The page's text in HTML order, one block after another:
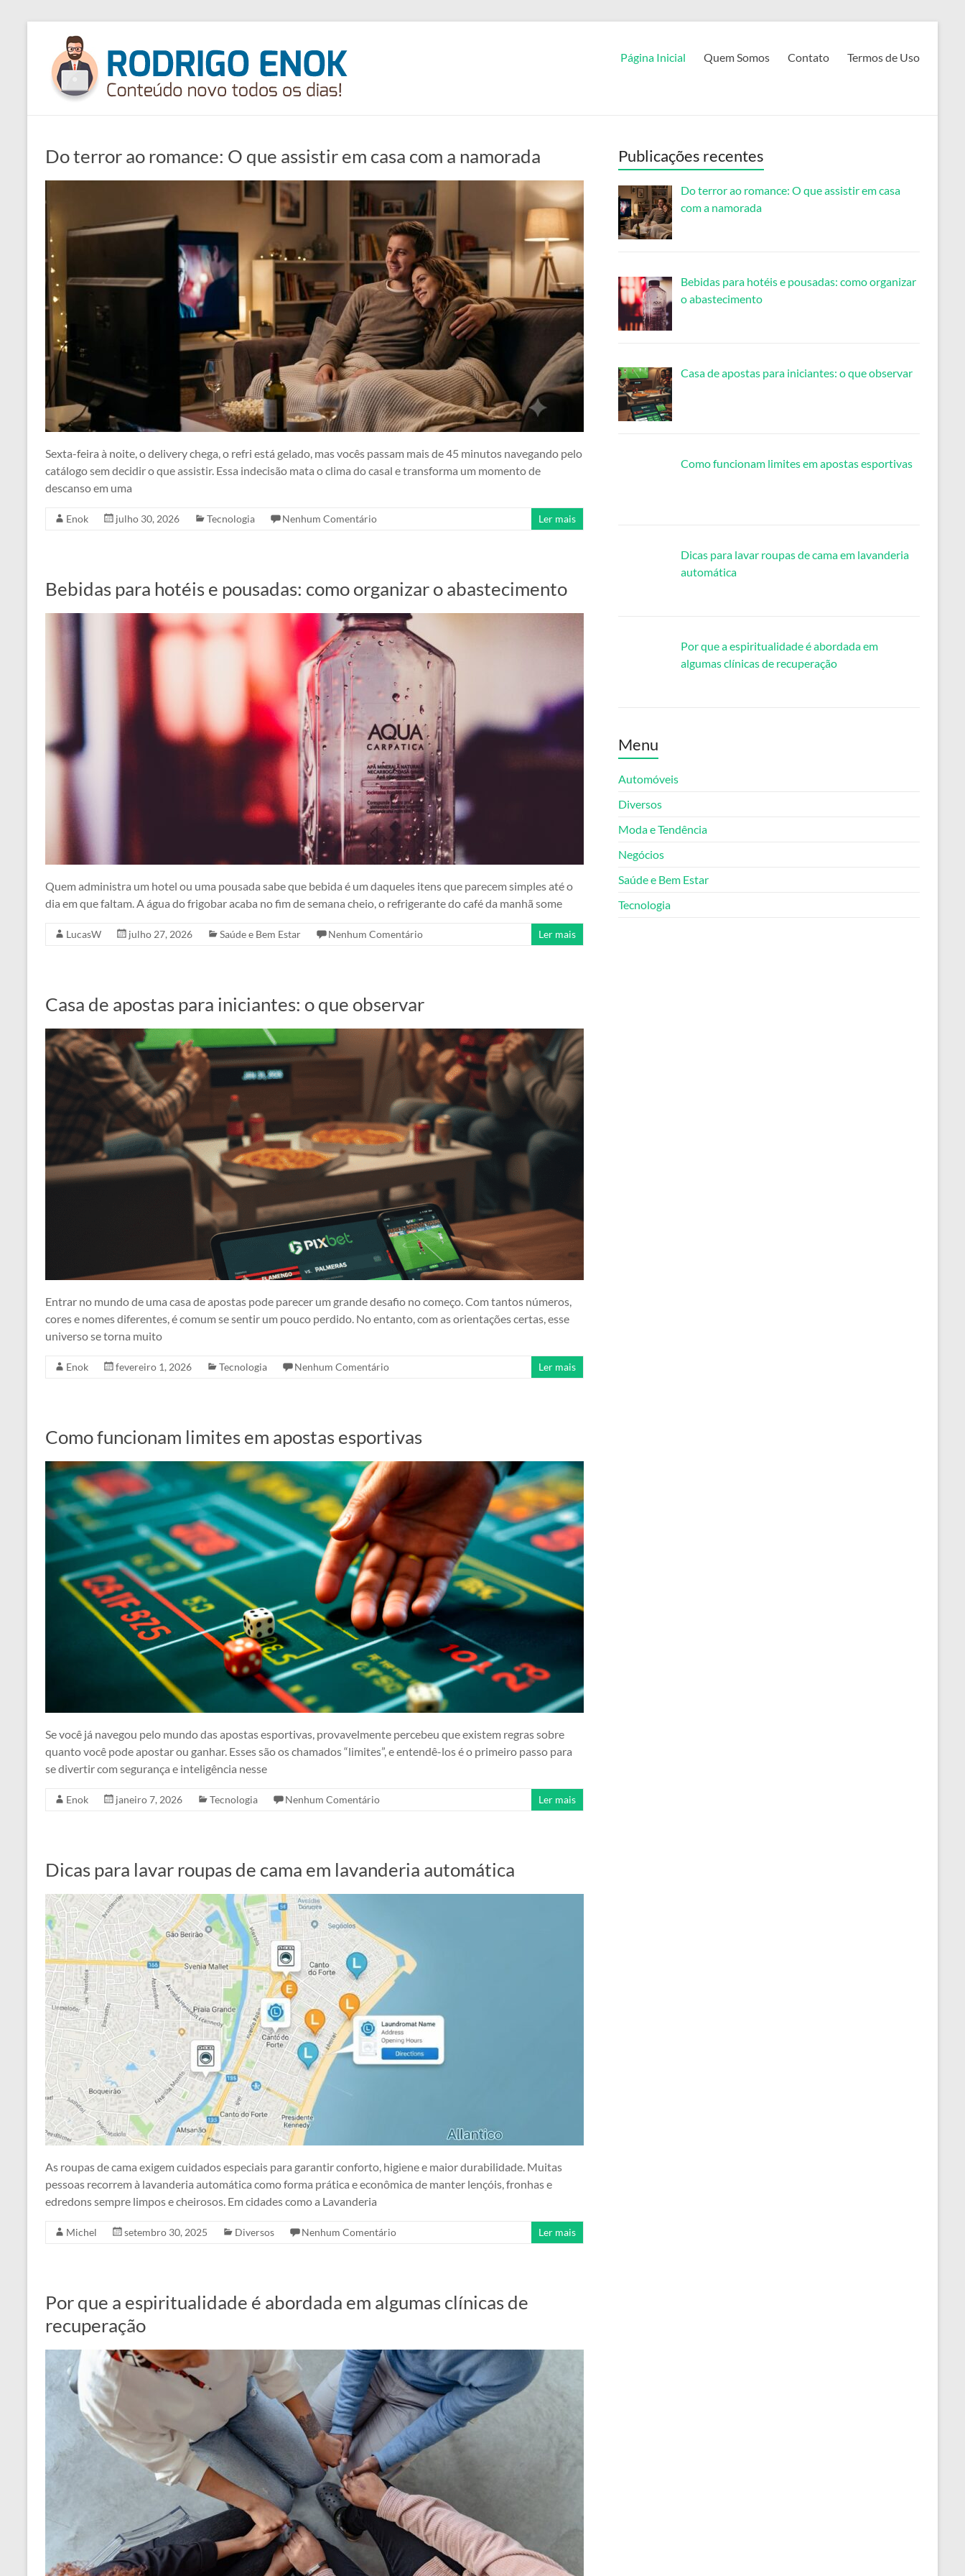
conteúdo
Rodrigoenok
Blog
Rodrigo
Página Inicial Quem Somos Contato Termos de Uso
Do terror ao romance: O que assistir em casa com a namorada
Sexta-feira à noite, o delivery chega, o refri está gelado, mas vocês passam mais de 45 minutos navegando pelo
catálogo sem decidir o que assistir. Essa indecisão mata o clima do casal e transforma um momento de
descanso em uma
Enok julho 30, 2026 Tecnologia Nenhum Comentário Ler mais
Bebidas para hotéis e pousadas: como organizar o abastecimento
Quem administra um hotel ou uma pousada sabe que bebida é um daqueles itens que parecem simples até o
dia em que faltam. A água do frigobar acaba no fim de semana cheio, o refrigerante do café da manhã some
LucasW julho 27, 2026 Saúde e Bem Estar Nenhum Comentário Ler mais
Casa de apostas para iniciantes: o que observar
Entrar no mundo de uma casa de apostas pode parecer um grande desafio no começo. Com tantos números,
cores e nomes diferentes, é comum se sentir um pouco perdido. No entanto, com as orientações certas, esse
universo se torna muito
Enok fevereiro 1, 2026 Tecnologia Nenhum Comentário Ler mais
Como funcionam limites em apostas esportivas
Se você já navegou pelo mundo das apostas esportivas, provavelmente percebeu que existem regras sobre
quanto você pode apostar ou ganhar. Esses são os chamados “limites”, e entendê-los é o primeiro passo para
se divertir com segurança e inteligência nesse
Enok janeiro 7, 2026 Tecnologia Nenhum Comentário Ler mais
Dicas para lavar roupas de cama em lavanderia automática
As roupas de cama exigem cuidados especiais para garantir conforto, higiene e maior durabilidade. Muitas
pessoas recorrem à lavanderia automática como forma prática e econômica de manter lençóis, fronhas e
edredons sempre limpos e cheirosos. Em cidades como a Lavanderia
Michel setembro 30, 2025 Diversos Nenhum Comentário Ler mais
Por que a espiritualidade é abordada em algumas clínicas de
recuperação
Publicações recentes
Do terror ao romance: O que assistir em casa
com a namorada
Bebidas para hotéis e pousadas: como organizar
o abastecimento
Casa de apostas para iniciantes: o que observar
Como funcionam limites em apostas esportivas
Dicas para lavar roupas de cama em lavanderia
automática
Por que a espiritualidade é abordada em
algumas clínicas de recuperação
Menu
Automóveis
Diversos
Moda e Tendência
Negócios
Saúde e Bem Estar
Tecnologia